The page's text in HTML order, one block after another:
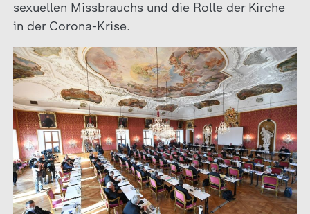
sexuellen Missbrauchs und die Rolle der Kirche
in der Corona-Krise.